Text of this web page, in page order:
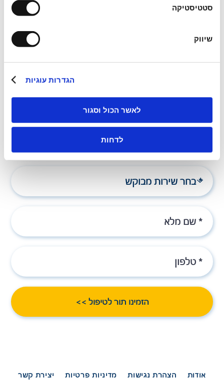
סטטיסטיקה
שיווק
הגדרות עוגיות
לאשר הכול וסגור
לדחות
הזמינו תור לטיפול >>
זימון תור לטיפול
משרד ראשי שירותי דרך
אודות הצהרת נגישות מדיניות פרטיות יצירת קשר